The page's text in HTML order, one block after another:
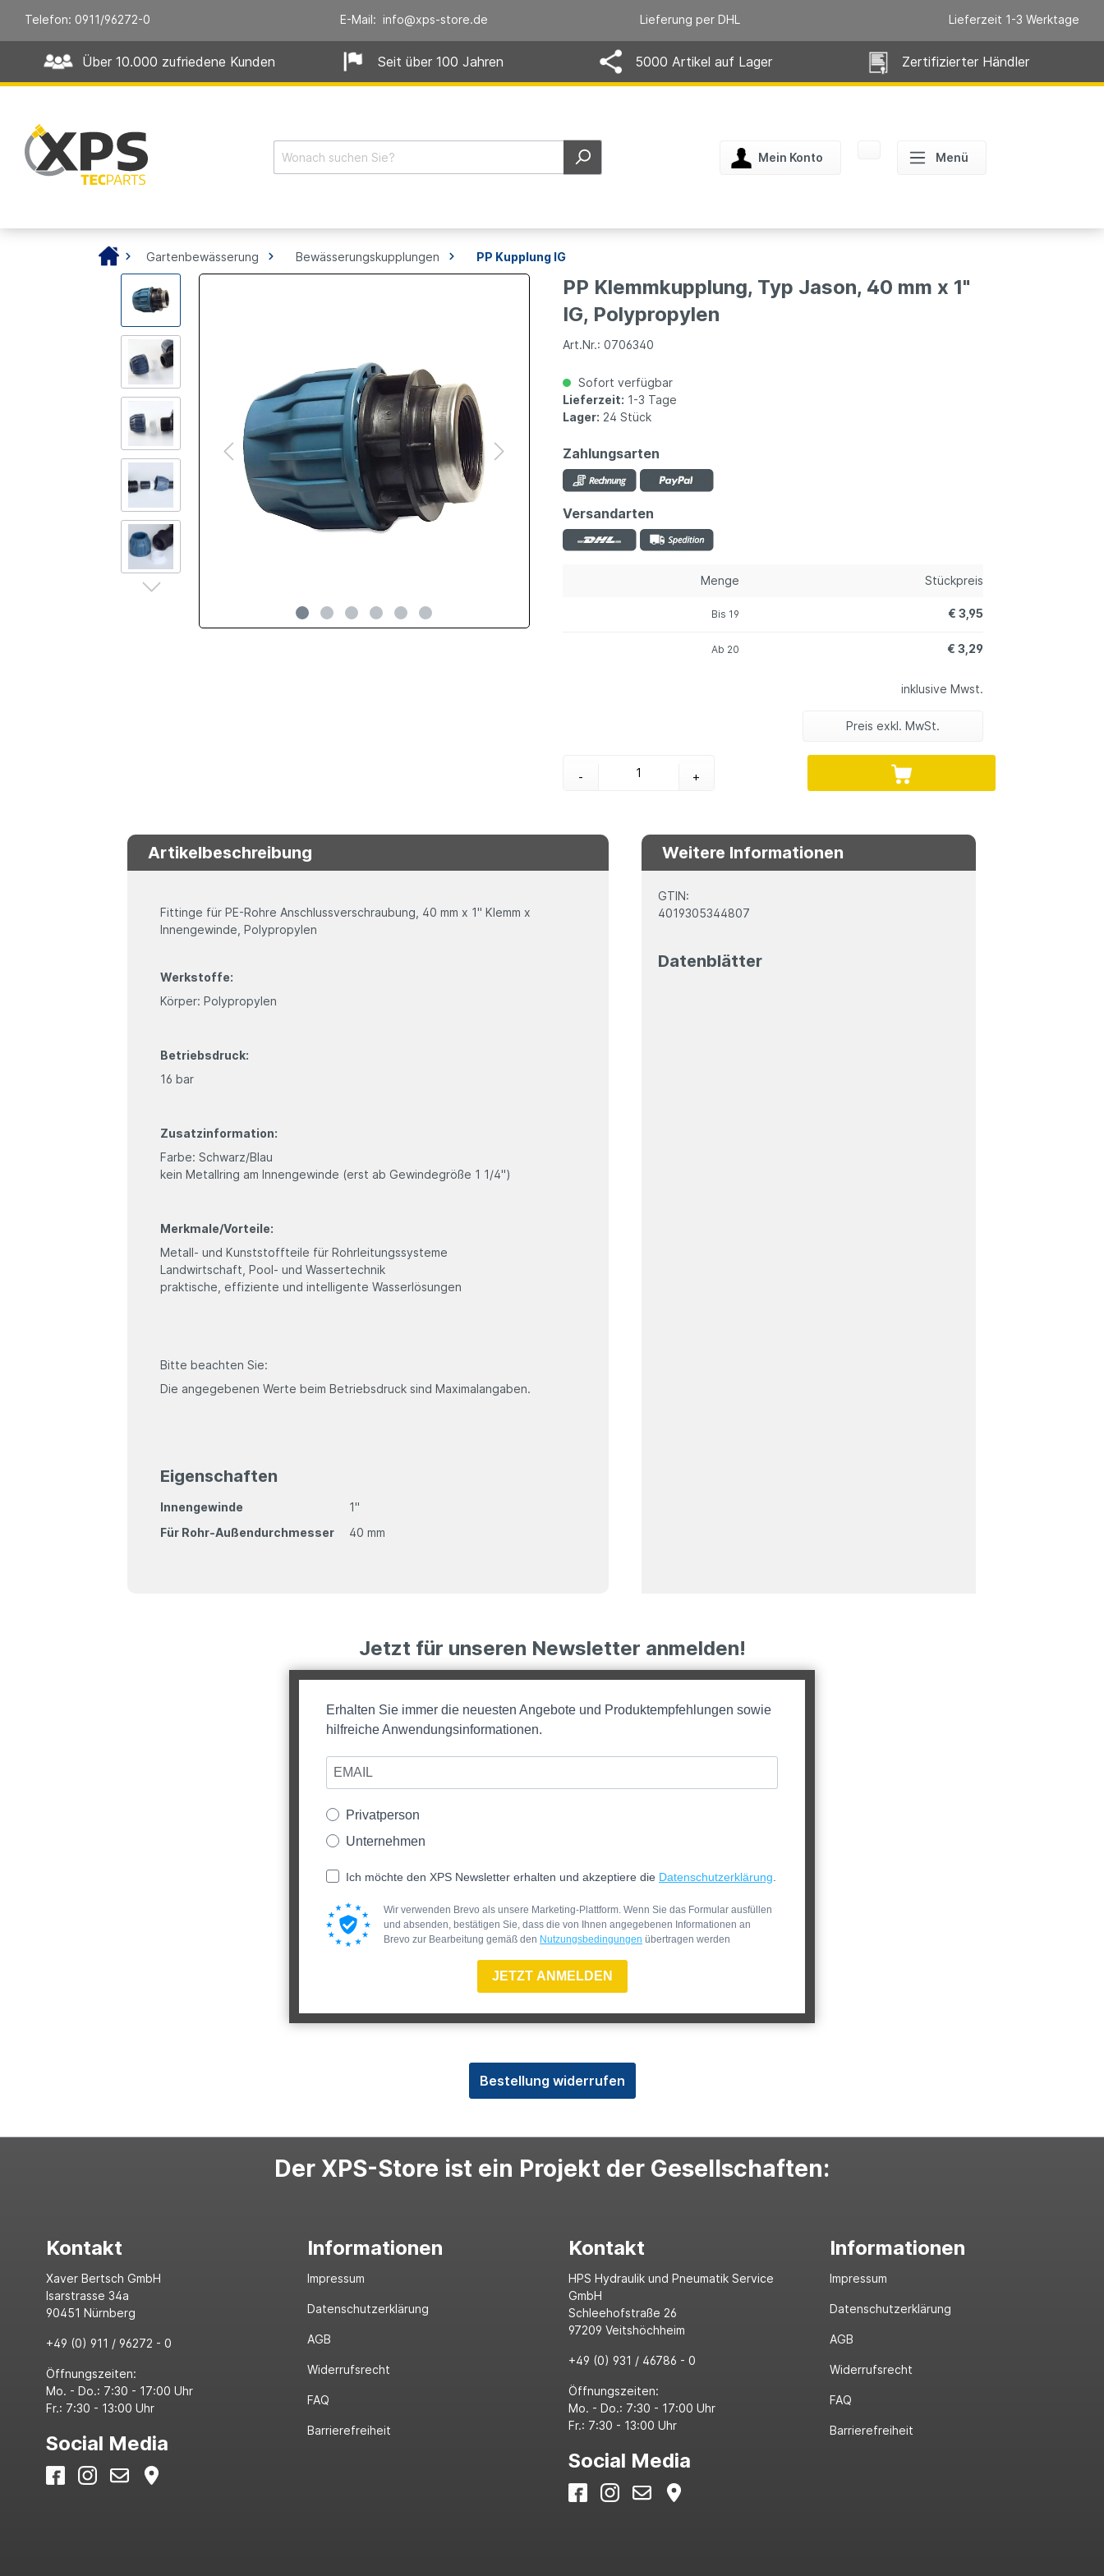
Telefon: 0911/96272-0 E-Mail: info@xps-store.de Lieferung per DHL Lieferzeit 1-3 Werktage
Über 10.000 zufriedene Kunden Seit über 100 Jahren 5000 Artikel auf Lager Zertifizierter Händler
Mein Konto Menü
Gartenbewässerung Bewässerungskupplungen PP Kupplung IG
PP Klemmkupplung, Typ Jason, 40 mm x 1"
IG, Polypropylen
Art.Nr.: 0706340
Sofort verfügbar
Lieferzeit: 1-3 Tage
Lager: 24 Stück
Zahlungsarten
Versandarten
Menge Stückpreis
Bis 19 € 3,95
Ab 20 € 3,29
inklusive Mwst.
Preis exkl. MwSt.
- +
Artikelbeschreibung
Fittinge für PE-Rohre Anschlussverschraubung, 40 mm x 1" Klemm x
Innengewinde, Polypropylen
Werkstoffe:
Körper: Polypropylen
Betriebsdruck:
16 bar
Zusatzinformation:
Farbe: Schwarz/Blau
kein Metallring am Innengewinde (erst ab Gewindegröße 1 1/4")
Merkmale/Vorteile:
Metall- und Kunststoffteile für Rohrleitungssysteme
Landwirtschaft, Pool- und Wassertechnik
praktische, effiziente und intelligente Wasserlösungen
Bitte beachten Sie:
Die angegebenen Werte beim Betriebsdruck sind Maximalangaben.
Eigenschaften
Innengewinde
1"
Für Rohr-Außendurchmesser
40 mm
Weitere Informationen
GTIN:
4019305344807
Datenblätter
Jetzt für unseren Newsletter anmelden!
Erhalten Sie immer die neuesten Angebote und Produktempfehlungen sowie
hilfreiche Anwendungsinformationen.
Privatperson
Unternehmen
Ich möchte den XPS Newsletter erhalten und akzeptiere die Datenschutzerklärung
Wir verwenden Brevo als unsere Marketing-Plattform. Wenn Sie das Formular ausfüllen
und absenden, bestätigen Sie, dass die von Ihnen angegebenen Informationen an
Brevo zur Bearbeitung gemäß den Nutzungsbedingungen übertragen werden
JETZT ANMELDEN
Bestellung widerrufen
Der XPS-Store ist ein Projekt der Gesellschaften:
Kontakt
Xaver Bertsch GmbH
Isarstrasse 34a
90451 Nürnberg
+49 (0) 911 / 96272 - 0
Öffnungszeiten:
Mo. - Do.: 7:30 - 17:00 Uhr
Fr.: 7:30 - 13:00 Uhr
Social Media
Informationen
Impressum
Datenschutzerklärung
AGB
Widerrufsrecht
FAQ
Barrierefreiheit
Kontakt
HPS Hydraulik und Pneumatik Service
GmbH
Schleehofstraße 26
97209 Veitshöchheim
+49 (0) 931 / 46786 - 0
Öffnungszeiten:
Mo. - Do.: 7:30 - 17:00 Uhr
Fr.: 7:30 - 13:00 Uhr
Social Media
Informationen
Impressum
Datenschutzerklärung
AGB
Widerrufsrecht
FAQ
Barrierefreiheit